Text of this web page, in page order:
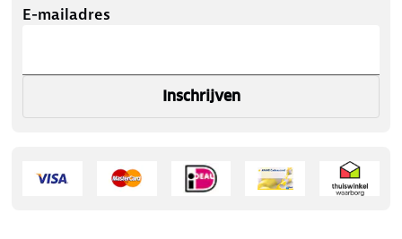
E-mailadres
Inschrijven